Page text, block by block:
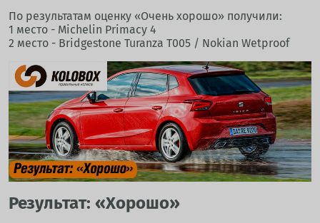
По результатам оценку «Очень хорошо» получили:
1 место - Michelin Primacy 4
2 место - Bridgestone Turanza T005 / Nokian Wetproof
Результат: «Хорошо»